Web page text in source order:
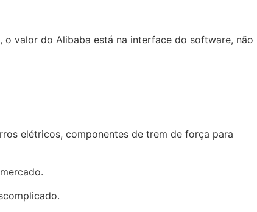
o valor do Alibaba está na interface do software, não
elétricos, componentes de trem de força para